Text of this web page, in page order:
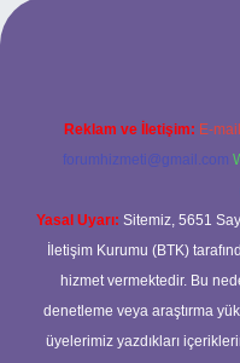
adresi
Reklam ve İletişim: E-
forumhizmeti@gmail.com
Yasal Uyarı: Sitemiz, 5651
İletişim Kurumu (BTK)
hizmet vermektedir. Bu
denetleme veya araştırma
üyelerimiz yazdıkları